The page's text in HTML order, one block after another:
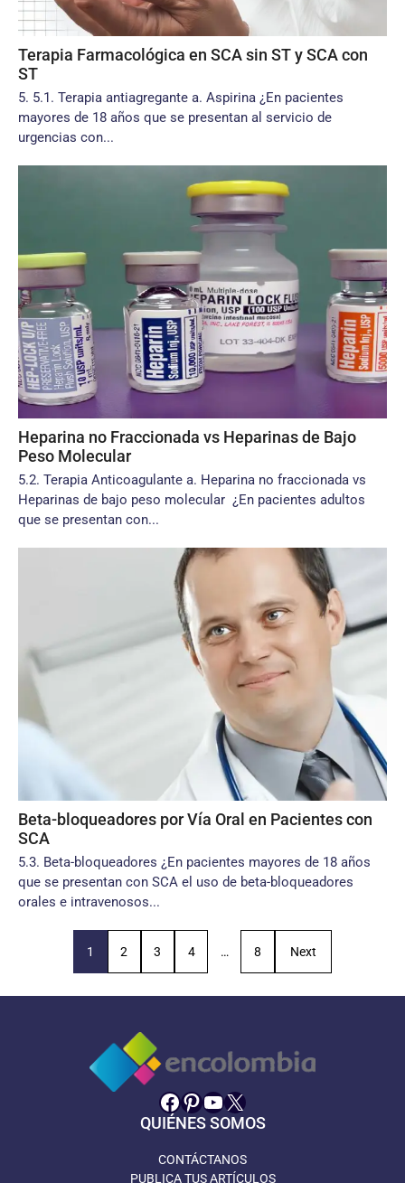
Terapia Farmacológica en SCA sin ST y SCA con
ST
5. 5.1. Terapia antiagregante a. Aspirina ¿En pacientes
mayores de 18 años que se presentan al servicio de
urgencias con...
Heparina no Fraccionada vs Heparinas de Bajo
Peso Molecular
5.2. Terapia Anticoagulante a. Heparina no fraccionada vs
Heparinas de bajo peso molecular ¿En pacientes adultos
que se presentan con...
Beta-bloqueadores por Vía Oral en Pacientes con
SCA
5.3. Beta-bloqueadores ¿En pacientes mayores de 18 años
que se presentan con SCA el uso de beta-bloqueadores
orales e intravenosos...
1 2 3 4 … 8 Next
Facebook
Pinterest
YouTube
X
QUIÉNES SOMOS
CONTÁCTANOS
PUBLICA TUS ARTÍCULOS